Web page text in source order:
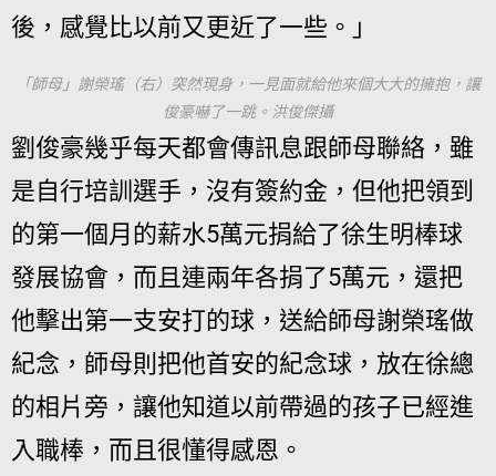
後，感覺比以前又更近了一些。」
「師母」謝榮瑤（右）突然現身，一見面就給他來個大大的擁抱，讓
俊豪嚇了一跳。洪俊傑攝
劉俊豪幾乎每天都會傳訊息跟師母聯絡，雖
是自行培訓選手，沒有簽約金，但他把領到
的第一個月的薪水5萬元捐給了徐生明棒球
發展協會，而且連兩年各捐了5萬元，還把
他擊出第一支安打的球，送給師母謝榮瑤做
紀念，師母則把他首安的紀念球，放在徐總
的相片旁，讓他知道以前帶過的孩子已經進
入職棒，而且很懂得感恩。